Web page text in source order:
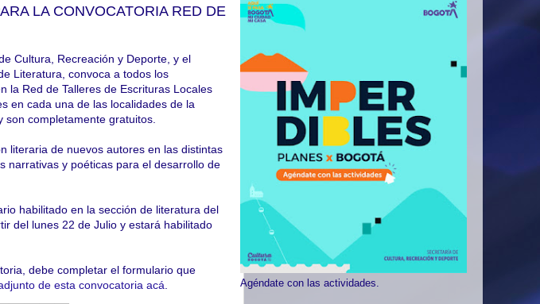
LA CONVOCATORIA RED DE
Cultura, Recreación y Deporte, y el
Literatura, convoca a todos los
la Red de Talleres de Escrituras Locales
en cada una de las localidades de la
completamente gratuitos.
literaria de nuevos autores en las distintas
narrativas y poéticas para el desarrollo de
habilitado en la sección de literatura del
del lunes 22 de Julio y estará habilitado
debe completar el formulario que
de esta convocatoria acá Agéndate con las actividades.